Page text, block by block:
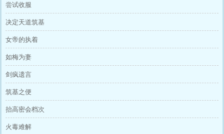
尝试收服
决定天道筑基
女帝的执着
如梅为妻
剑疯遗言
筑基之便
抬高密会档次
火毒难解